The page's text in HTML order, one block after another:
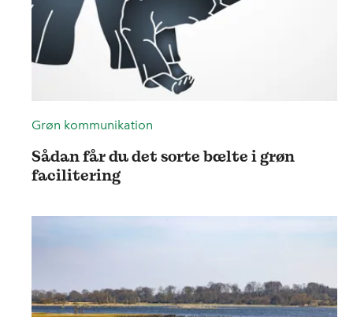
Grøn kommunikation
Sådan får du det sorte bælte i grøn
facilitering